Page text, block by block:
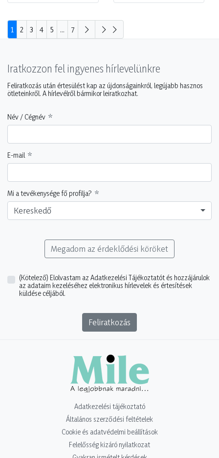
1 2 3 4 5 ... 7
Iratkozzon fel ingyenes hírlevelünkre
Feliratkozás után értesülést kap az újdonságainkról, legújabb hasznos
ötleteinkről. A hírlevélről bármikor leiratkozhat.
Név / Cégnév
E-mail
Mi a tevékenysége fő profilja?
Kereskedő
Megadom az érdeklődési köröket
(Kötelező) Elolvastam az Adatkezelési Tájékoztatót és hozzájárulok
az adataim kezeléséhez elektronikus hírlevelek és értesítések
küldése céljából.
Feliratkozás
Adatkezelési tájékoztató
Általános szerződési feltételek
Cookie és adatvédelmi beállítások
Felelősség kizáró nyilatkozat